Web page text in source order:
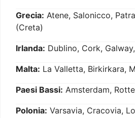
Grecia: Atene, Salonicco,
(Creta)
Irlanda: Dublino, Cork,
Malta: La Valletta, Birkirkara,
Paesi Bassi: Amsterdam,
Polonia: Varsavia, Cracovia,